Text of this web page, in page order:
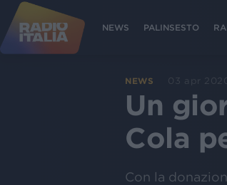
NEWS PALINSESTO
NEWS 03 apr
Un
Cola
Con la